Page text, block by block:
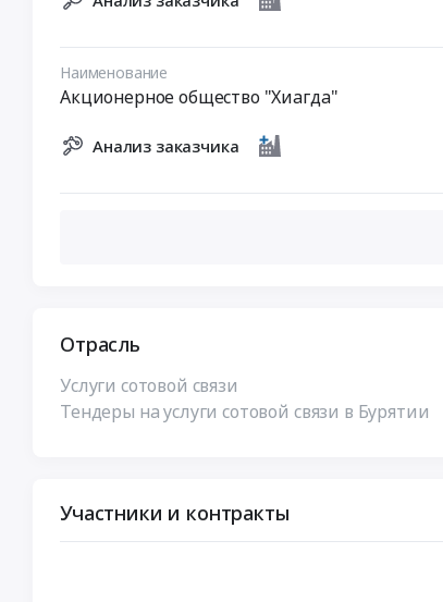
Наименование
Акционерное общество "Хиагда"
Анализ заказчика
Отрасль
Услуги сотовой связи
Тендеры на услуги сотовой связи в Бурятии
Участники и контракты